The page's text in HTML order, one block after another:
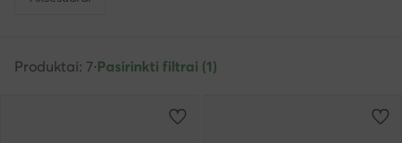
Produktai: 7·Pasirinkti filtrai (1)